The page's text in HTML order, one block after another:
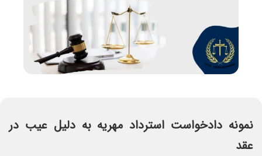
نمونه دادخواست استرداد مهریه به دلیل عیب در
عقد